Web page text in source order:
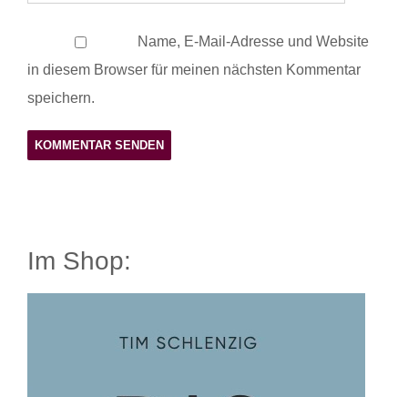
Name, E-Mail-Adresse und Website
in diesem Browser für meinen nächsten Kommentar
speichern.
Im Shop: